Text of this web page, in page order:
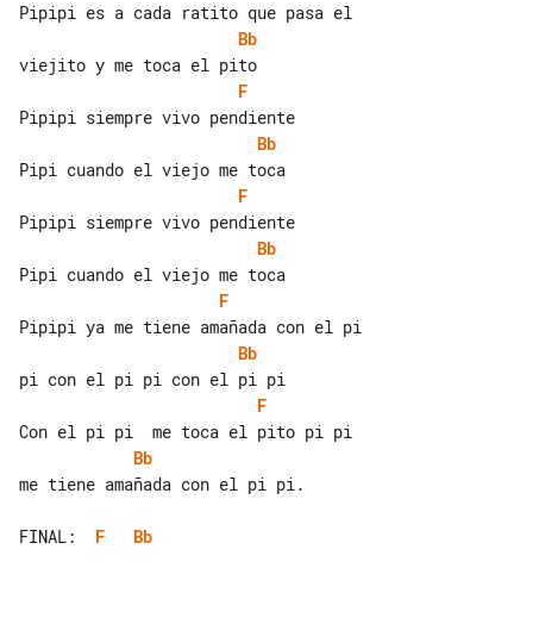
Bb
F
Bb
F
Bb
F
Bb
F
Bb
me tiene amañada con el pi pi.
FINAL: F Bb